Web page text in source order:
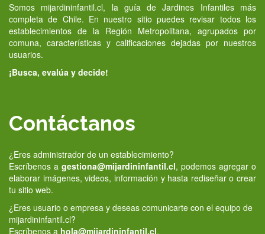
Somos mijardininfantil.cl, la guía de Jardines Infantiles más
completa de Chile. En nuestro sitio puedes revisar todos los
establecimientos de la Región Metropolitana, agrupados por
comuna, características y calificaciones dejadas por nuestros
usuarios.
¡Busca, evalúa y decide!
Contáctanos
¿Eres administrador de un establecimiento?
Escríbenos a gestiona@mijardininfantil.cl, podemos agregar o
elaborar imágenes, videos, información y hasta rediseñar o crear
tu sitio web.
¿Eres usuario o empresa y deseas comunicarte con el equipo de
mijardininfantil.cl?
Escríbenos a hola@mijardininfantil.cl.